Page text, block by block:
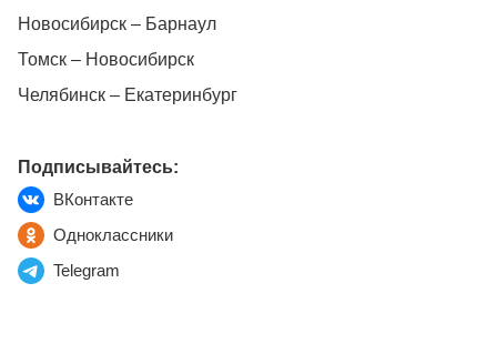
Новосибирск – Барнаул
Томск – Новосибирск
Челябинск – Екатеринбург
Подписывайтесь:
ВКонтакте
Одноклассники
Telegram